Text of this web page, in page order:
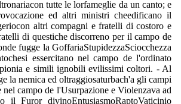
tutte le lorfameglie da un canto; e
ed altri ministri cheedificano il
altri compagni e fratelli di costoro e
di questiche discorreno per il campo de
fugge la GoffariaStupidezzaSciocchezza
essercitano nel campo de l'ordinato
e simili ignobili evilissimi coltori. - Al
la nemica ed oltraggiosaturbach'a gli campi
campo de l'Usurpazione e Violenzava ad
il Furor divinoEntusiasmoRaptoVaticinio